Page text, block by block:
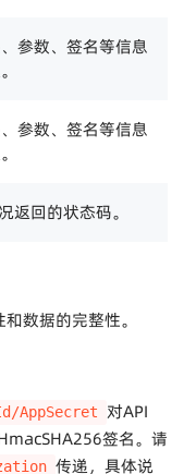
参数、签名等信息
参数、签名等信息
返回的状态码。
数据的完整性。
AppSecret 对API
签名。请
传递，具体说